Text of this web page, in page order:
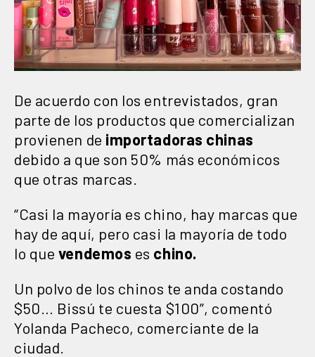
De acuerdo con los entrevistados, gran
parte de los productos que comercializan
provienen de importadoras chinas
debido a que son 50% más económicos
que otras marcas.
“Casi la mayoría es chino, hay marcas que
hay de aquí, pero casi la mayoría de todo
lo que vendemos es chino.
Un polvo de los chinos te anda costando
$50… Bissú te cuesta $100”, comentó
Yolanda Pacheco, comerciante de la
ciudad.